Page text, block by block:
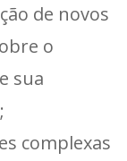
de novos
o
sua
complexas